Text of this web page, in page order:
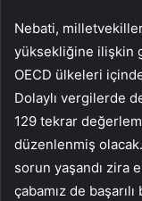
Nebati,
yüksekliğine ilişkin
OECD ülkeleri
Dolaylı vergilerde
129 tekrar
düzenlenmiş
sorun yaşandı zira
çabamız de